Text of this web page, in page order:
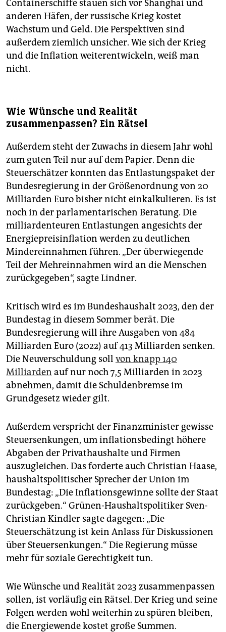
Containerschiffe stauen sich vor Shanghai und
anderen Häfen, der russische Krieg kostet
Wachstum und Geld. Die Perspektiven sind
außerdem ziemlich unsicher. Wie sich der Krieg
und die Inflation weiterentwickeln, weiß man
nicht.
Wie Wünsche und Realität
zusammenpassen? Ein Rätsel
Außerdem steht der Zuwachs in diesem Jahr wohl
zum guten Teil nur auf dem Papier. Denn die
Steuerschätzer konnten das Entlastungspaket der
Bundesregierung in der Größenordnung von 20
Milliarden Euro bisher nicht einkalkulieren. Es ist
noch in der parlamentarischen Beratung. Die
milliardenteuren Entlastungen angesichts der
Energiepreisinflation werden zu deutlichen
Mindereinnahmen führen. „Der überwiegende
Teil der Mehreinnahmen wird an die Menschen
zurückgegeben“, sagte Lindner.
Kritisch wird es im Bundeshaushalt 2023, den der
Bundestag in diesem Sommer berät. Die
Bundesregierung will ihre Ausgaben von 484
Milliarden Euro (2022) auf 413 Milliarden senken.
Die Neuverschuldung soll von knapp 140
Milliarden auf nur noch 7,5 Milliarden in 2023
abnehmen, damit die Schuldenbremse im
Grundgesetz wieder gilt.
Außerdem verspricht der Finanzminister gewisse
Steuersenkungen, um inflationsbedingt höhere
Abgaben der Privathaushalte und Firmen
auszugleichen. Das forderte auch Christian Haase,
haushaltspolitischer Sprecher der Union im
Bundestag: „Die Inflationsgewinne sollte der Staat
zurückgeben.“ Grünen-Haushaltspolitiker Sven-
Christian Kindler sagte dagegen: „Die
Steuerschätzung ist kein Anlass für Diskussionen
über Steuersenkungen.“ Die Regierung müsse
mehr für soziale Gerechtigkeit tun.
Wie Wünsche und Realität 2023 zusammenpassen
sollen, ist vorläufig ein Rätsel. Der Krieg und seine
Folgen werden wohl weiterhin zu spüren bleiben,
die Energiewende kostet große Summen.